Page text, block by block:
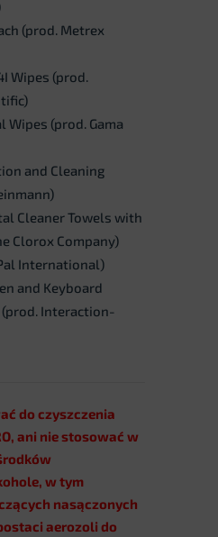
(prod. Metrex
Wipes (prod.
Wipes (prod. Gama
and Cleaning
Cleaner Towels with
Clorox Company)
International)
and Keyboard
(prod. Interaction-
do czyszczenia
ani nie stosować w
w tym
nasączonych
aerozoli do